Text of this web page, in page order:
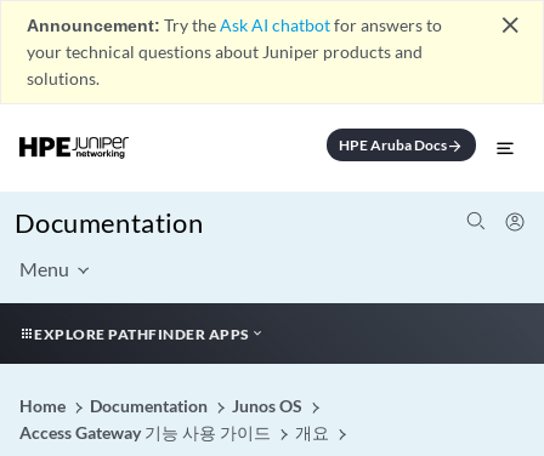
Announcement: Try theAsk AI chatbotfor answers to
your technical questions about Juniper products and
solutions.
close
HPE Aruba Docsarrow_forward
Documentation
Menu
EXPLORE PATHFINDER APPS
Home Documentation
Junos OS
Access Gateway 기능 사용 가이드
개요